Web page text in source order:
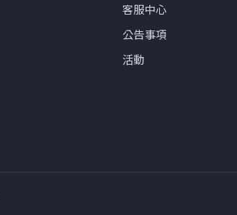
客服中心
公告事項
活動